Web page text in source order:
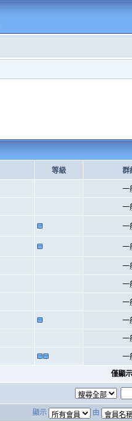
等級 群
一
一
一
一
一
一
一
一
一
一
僅顯
顯示 由